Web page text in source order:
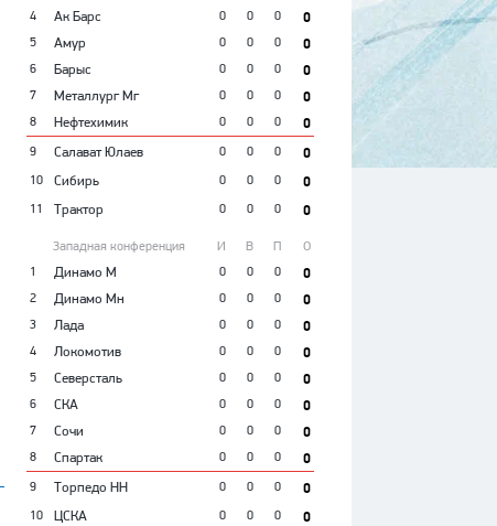
4 Ак Барс 0 0 0 0
5 Амур 0 0 0 0
6 Барыс 0 0 0 0
7 Металлург Мг 0 0 0 0
8 Нефтехимик 0 0 0 0
9 Салават Юлаев 0 0 0 0
10 Сибирь 0 0 0 0
11 Трактор 0 0 0 0
Западная конференция И В П
О
1
Динамо М 0 0 0 0
2 Динамо Мн 0 0 0 0
3 Лада 0 0 0 0
4 Локомотив 0 0 0 0
5 Северсталь 0 0 0 0
6 СКА 0 0 0 0
7 Сочи 0 0 0 0
8 Спартак 0 0 0 0
9 Торпедо НН 0 0 0 0
10 ЦСКА 0 0 0 0